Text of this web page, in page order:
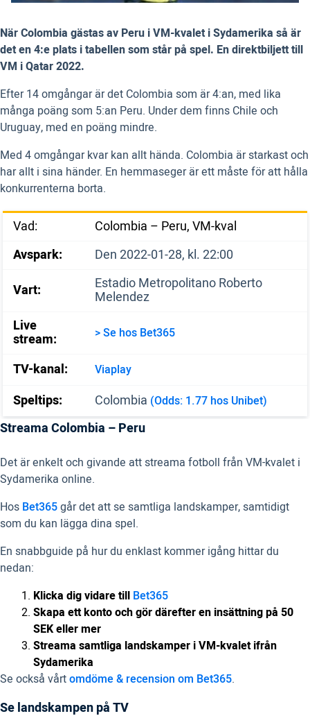
När Colombia gästas av Peru i VM-kvalet i Sydamerika så är
det en 4:e plats i tabellen som står på spel. En direktbiljett till
VM i Qatar 2022.
Efter 14 omgångar är det Colombia som är 4:an, med lika
många poäng som 5:an Peru. Under dem finns Chile och
Uruguay, med en poäng mindre.
Med 4 omgångar kvar kan allt hända. Colombia är starkast och
har allt i sina händer. En hemmaseger är ett måste för att hålla
konkurrenterna borta.
Vad:
Colombia – Peru, VM-kval
Avspark:
Den 2022-01-28, kl. 22:00
Vart:
Estadio Metropolitano Roberto
Melendez
Live
stream: > Se hos Bet365
TV-kanal: Viaplay
Speltips: Colombia (Odds: 1.77 hos Unibet)
Streama Colombia – Peru
Det är enkelt och givande att streama fotboll från VM-kvalet i
Sydamerika online.
Hos Bet365går det att se samtliga landskamper, samtidigt
som du kan lägga dina spel.
En snabbguide på hur du enklast kommer igång hittar du
nedan:
Klicka dig vidare till Bet365
Skapa ett konto och gör därefter en insättning på 50
SEK eller mer
Streama samtliga landskamper i VM-kvalet ifrån
Sydamerika
Se också vårtomdöme & recension om Bet365.
Se landskampen på TV